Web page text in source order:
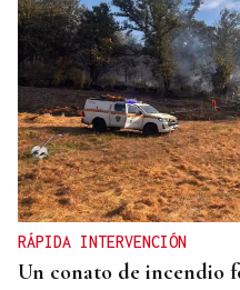
RÁPIDA INTERVENCIÓN
Un conato de incendio